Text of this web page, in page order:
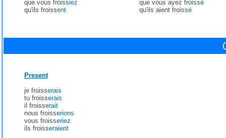
que vous froissiez
qu'ils froissent
que vous ayez froissé
qu'ils aient froissé
Present
je froisserais
tu froisserais
il froisserait
nous froisserions
vous froisseriez
ils froisseraient